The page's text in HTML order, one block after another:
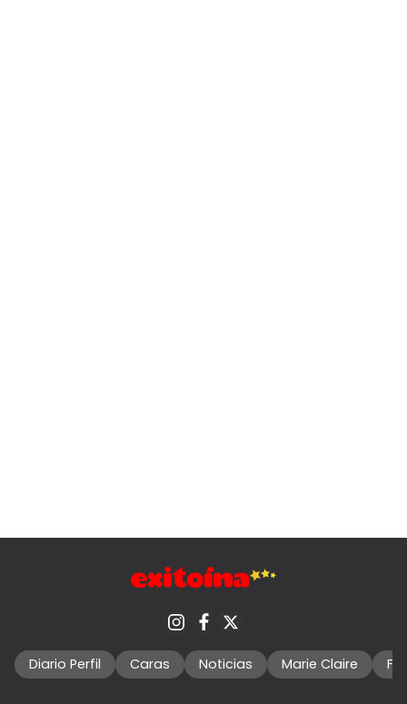
Diario Perfil Caras Noticias Marie Claire